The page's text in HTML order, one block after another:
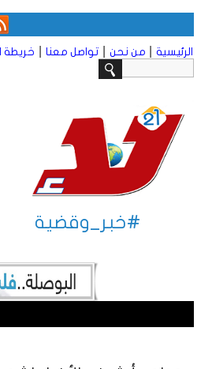
الرئيسية من نحن تواصل معنا خريطة
#خبر_وقضية